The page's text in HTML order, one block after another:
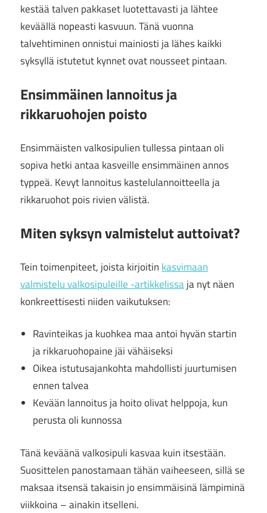
kestää talven pakkaset luotettavasti ja lähtee
keväällä nopeasti kasvuun. Tänä vuonna
talvehtiminen onnistui mainiosti ja lähes kaikki
syksyllä istutetut kynnet ovat nousseet pintaan.
Ensimmäinen lannoitus ja
rikkaruohojen poisto
Ensimmäisten valkosipulien tullessa pintaan oli
sopiva hetki antaa kasveille ensimmäinen annos
typpeä. Kevyt lannoitus kastelulannoitteella ja
rikkaruohot pois rivien välistä.
Miten syksyn valmistelut auttoivat?
Tein toimenpiteet, joista kirjoitin kasvimaan
valmistelu valkosipuleille -artikkelissaja nyt näen
konkreettisesti niiden vaikutuksen:
Ravinteikas ja kuohkea maa antoi hyvän startin
ja rikkaruohopaine jäi vähäiseksi
Oikea istutusajankohta mahdollisti juurtumisen
ennen talvea
Kevään lannoitus ja hoito olivat helppoja, kun
perusta oli kunnossa
Tänä keväänä valkosipuli kasvaa kuin itsestään.
Suosittelen panostamaan tähän vaiheeseen, sillä se
maksaa itsensä takaisin jo ensimmäisinä lämpiminä
viikkoina – ainakin itselleni.